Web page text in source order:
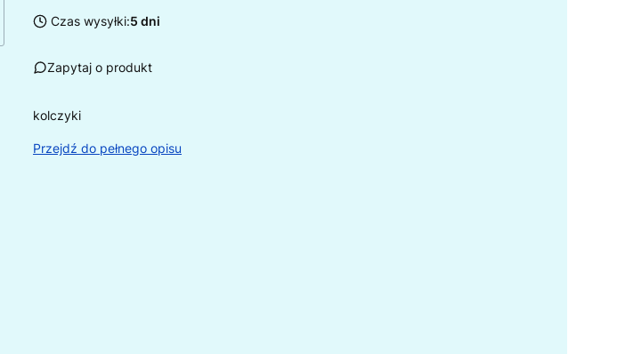
Czas wysyłki:5 dni
Zapytaj o produkt
kolczyki
Przejdź do pełnego opisu